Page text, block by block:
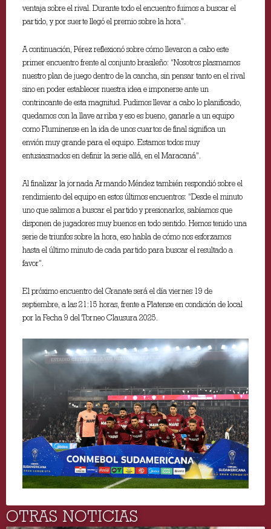
ventaja sobre el rival. Durante todo el encuentro fuimos a buscar el
partido, y por suerte llegó el premio sobre la hora”.
A continuación, Pérez reflexionó sobre cómo llevaron a cabo este
primer encuentro frente al conjunto brasileño: “Nosotros plasmamos
nuestro plan de juego dentro de la cancha, sin pensar tanto en el rival
sino en poder establecer nuestra idea e imponerse ante un
contrincante de esta magnitud. Pudimos llevar a cabo lo planificado,
quedamos con la llave arriba y eso es bueno, ganarle a un equipo
como Fluminense en la ida de unos cuartos de final significa un
envión muy grande para el equipo. Estamos todos muy
entusiasmados en definir la serie allá, en el Maracaná”.
Al finalizar la jornada Armando Méndez también respondió sobre el
rendimiento del equipo en estos últimos encuentros: “Desde el minuto
uno que salimos a buscar el partido y presionarlos, sabíamos que
disponen de jugadores muy buenos en todo sentido. Hemos tenido una
serie de triunfos sobre la hora, eso habla de cómo nos esforzamos
hasta el último minuto de cada partido para buscar el resultado a
favor”.
El próximo encuentro del Granate será el día viernes 19 de
septiembre, a las 21:15 horas, frente a Platense en condición de local
por la Fecha 9 del Torneo Clausura 2025.
OTRAS NOTICIAS